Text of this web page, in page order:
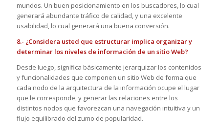
mundos. Un buen posicionamiento en los buscadores, lo cual
generará abundante tráfico de calidad, y una excelente
usabilidad, lo cual generará una buena conversión.
8.- ¿Considera usted que estructurar implica organizar y
determinar los niveles de información de un sitio Web?
Desde luego, significa básicamente jerarquizar los contenidos
y funcionalidades que componen un sitio Web de forma que
cada nodo de la arquitectura de la información ocupe el lugar
que le corresponde, y generar las relaciones entre los
distintos nodos que favorezcan una navegación intuitiva y un
flujo equilibrado del zumo de popularidad.